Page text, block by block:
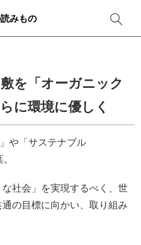
みもの
を「オーガニック
に環境に優しく
や「サステナブル
な社会」を実現するべく、世
の目標に向かい、取り組み